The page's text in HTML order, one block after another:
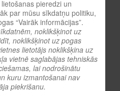
žūrija 2026''!
Uzvarētāji
pieredzi un
par mūsu sīkdatņu politiku,
“Vairāk informācijas”.
noklikšķinot uz
noklikšķinot uz pogas
lietotājs noklikšķina uz
vietnē saglabājas tehniskās
lai nodrošinātu
kuru izmantošanai nav
piekrišanu.